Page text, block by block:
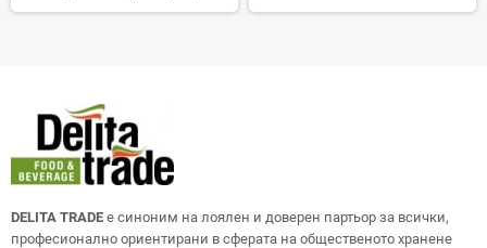
DELITA TRADE е синоним на лоялен и доверен партьор за всички,
професионално ориентирани в сферата на общественото хранене